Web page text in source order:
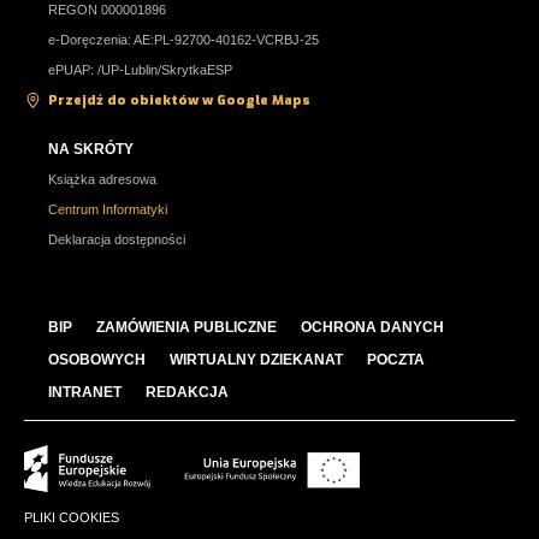
do prowadzenia własnej działalności gospodarczej.
REGON 000001896
e-Doręczenia: AE:PL-92700-40162-VCRBJ-25
ePUAP: /UP-Lublin/SkrytkaESP
Przejdź do obiektów w Google Maps
NA SKRÓTY
Książka adresowa
Centrum Informatyki
Deklaracja dostępności
BIP ZAMÓWIENIA PUBLICZNE
OCHRONA DANYCH
OSOBOWYCH
WIRTUALNY DZIEKANAT
POCZTA
INTRANET
REDAKCJA
PLIKI COOKIES